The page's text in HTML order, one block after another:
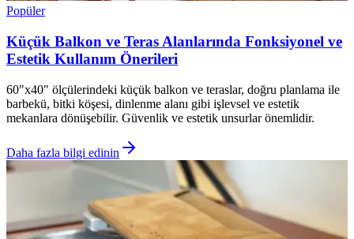
Popüler
Küçük Balkon ve Teras Alanlarında Fonksiyonel ve
Estetik Kullanım Önerileri
60"x40" ölçülerindeki küçük balkon ve teraslar, doğru planlama ile
barbekü, bitki köşesi, dinlenme alanı gibi işlevsel ve estetik
mekanlara dönüşebilir. Güvenlik ve estetik unsurlar önemlidir.
Daha fazla bilgi edinin